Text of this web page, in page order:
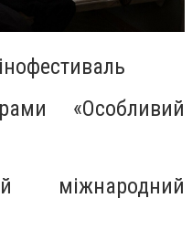
«Особливий
міжнародний